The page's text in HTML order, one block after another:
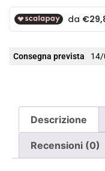
Consegna prevista
Descrizione
Recensioni (0)